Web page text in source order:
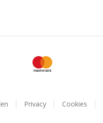
Privacy Cookies